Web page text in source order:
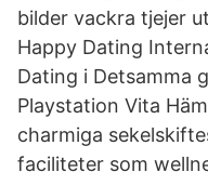
bilder vackra tjejer
Happy Dating
Dating i Detsamma
Playstation Vita
charmiga
faciliteter som